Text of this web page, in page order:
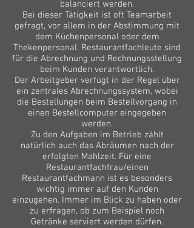
balanciert werden.
Bei dieser Tätigkeit ist oft Teamarbeit
gefragt, vor allem in der Abstimmung mit
dem Küchenpersonal oder dem
Thekenpersonal. Restaurantfachleute sind
für die Abrechnung und Rechnungsstellung
beim Kunden verantwortlich.
Der Arbeitgeber verfügt in der Regel über
ein zentrales Abrechnungssystem, wobei
die Bestellungen beim Bestellvorgang in
einen Bestellcomputer eingegeben
werden.
Zu den Aufgaben im Betrieb zählt
natürlich auch das Abräumen nach der
erfolgten Mahlzeit. Für eine
Restaurantfachfrau/einen
Restaurantfachmann ist es besonders
wichtig immer auf den Kunden
einzugehen. Immer im Blick zu haben oder
zu erfragen, ob zum Beispiel noch
Getränke serviert werden dürfen.